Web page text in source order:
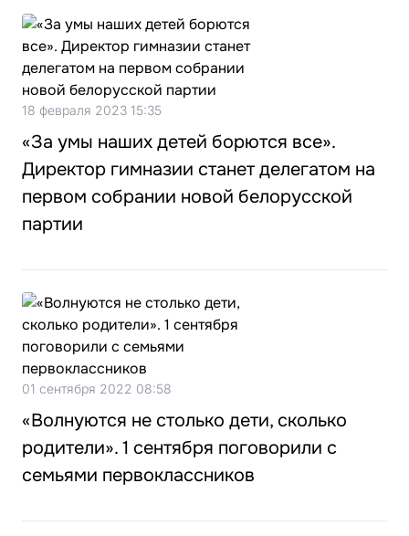
18 февраля 2023 15:35
«За умы наших детей борются все».
Директор гимназии станет делегатом на
первом собрании новой белорусской
партии
01 сентября 2022 08:58
«Волнуются не столько дети, сколько
родители». 1 сентября поговорили с
семьями первоклассников